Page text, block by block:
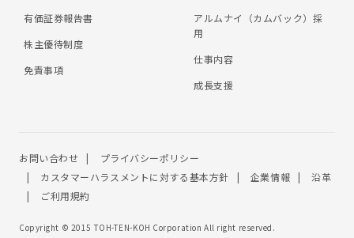
アルムナイ（カムバック）採
用
仕事内容
成長支援
有価証券報告書
株主優待制度
免責事項
お問い合わせ
プライバシーポリシー
カスタマーハラスメントに対する基本方針
企業情報
沿革
ご利用規約
Copyright © 2015 TOH-TEN-KOH Corporation All right reserved.